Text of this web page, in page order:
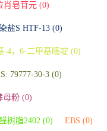
肖皂苷元 (0)
盐S HTF-13 (0)
-4，6-二甲基嘧啶 (0)
79777-30-3 (0)
母粉 (0)
树脂2402 (0) EBS (0)